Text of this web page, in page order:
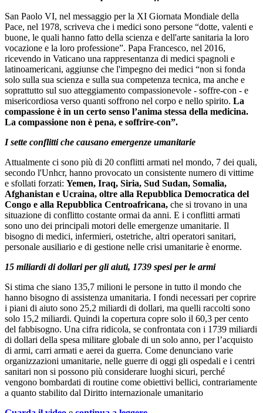
San Paolo VI, nel messaggio per la XI Giornata Mondiale della
Pace, nel 1978, scriveva che i medici sono persone “dotte, valenti e
buone, le quali hanno fatto della scienza e dell'arte sanitaria la loro
vocazione e la loro professione”. Papa Francesco, nel 2016,
ricevendo in Vaticano una rappresentanza di medici spagnoli e
latinoamericani, aggiunse che l'impegno dei medici “non si fonda
solo sulla sua scienza e sulla sua competenza tecnica, ma anche e
soprattutto sul suo atteggiamento compassionevole - soffre-con - e
misericordiosa verso quanti soffrono nel corpo e nello spirito. La
compassione è in un certo senso l’anima stessa della medicina.
La compassione non è pena, e soffrire-con”.
I sette conflitti che causano emergenze umanitarie
Attualmente ci sono più di 20 conflitti armati nel mondo, 7 dei quali,
secondo l'Unhcr, hanno provocato un consistente numero di vittime
e sfollati forzati: Yemen, Iraq, Siria, Sud Sudan, Somalia,
Afghanistan e Ucraina, oltre alla Repubblica Democratica del
Congo e alla Repubblica Centroafricana, che si trovano in una
situazione di conflitto costante ormai da anni. E i conflitti armati
sono uno dei principali motori delle emergenze umanitarie. Il
bisogno di medici, infermieri, ostetriche, altri operatori sanitari,
personale ausiliario e di gestione nelle crisi umanitarie è enorme.
15 miliardi di dollari per gli aiuti, 1739 spesi per le armi
Si stima che siano 135,7 milioni le persone in tutto il mondo che
hanno bisogno di assistenza umanitaria. I fondi necessari per coprire
i piani di aiuto sono 25,2 miliardi di dollari, ma quelli raccolti sono
solo 15,2 miliardi. Quindi la copertura copre solo il 60,3 per cento
del fabbisogno. Una cifra ridicola, se confrontata con i 1739 miliardi
di dollari della spesa militare globale di un solo anno, per l’acquisto
di armi, carri armati e aerei da guerra. Come denunciano varie
organizzazioni umanitarie, nelle guerre di oggi gli ospedali e i centri
sanitari non si possono più considerare luoghi sicuri, perché
vengono bombardati di routine come obiettivi bellici, contrariamente
a quanto stabilito dal Diritto internazionale umanitario